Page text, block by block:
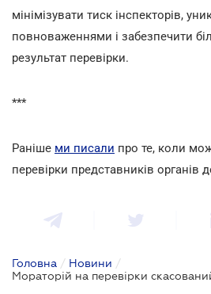
мінімізувати тиск інспекторів,
повноваженнями і забезпечити
результат перевірки.
***
Раніше ми писали про те, коли
перевірки представників
Головна / Новини /